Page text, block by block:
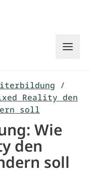
/
Reality den
soll
Wie
den
soll